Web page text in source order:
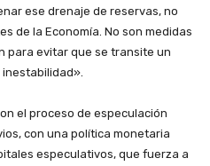
ese drenaje de reservas, no
de la Economía. No son medidas
para evitar que se transite un
el proceso de especulación
con una política monetaria
especulativos, que fuerza a